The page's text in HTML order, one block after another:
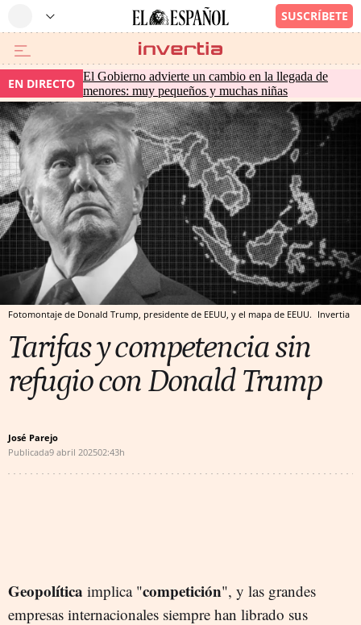
EN DIRECTO El Gobierno advierte un cambio en la llegada de
menores: muy pequeños y muchas niñas
Fotomontaje de Donald Trump, presidente de EEUU, y el mapa de EEUU. Invertia
Tarifas y competencia sin
refugio con Donald Trump
José Parejo
Publicada9 abril 202502:43h
Geopolítica implica "competición", y las grandes
empresas internacionales siempre han librado sus